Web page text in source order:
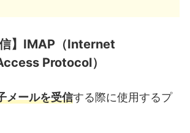
信】IMAP（Internet
Protocol）
メールを受信する際に使用するプ